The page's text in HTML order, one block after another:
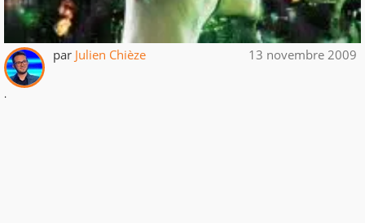
par Julien Chièze 13 novembre 2009
.